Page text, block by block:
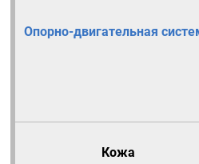
Опорно-двигательная
Кожа